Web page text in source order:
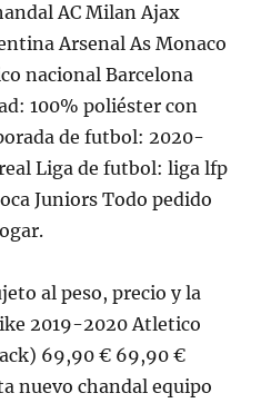
AC Milan Ajax
Arsenal As Monaco
nacional Barcelona
100% poliéster con
de futbol: 2020-
Liga de futbol: liga lfp
Juniors Todo pedido
al peso, precio y la
2019-2020 Atletico
69,90 € 69,90 €
nuevo chandal equipo